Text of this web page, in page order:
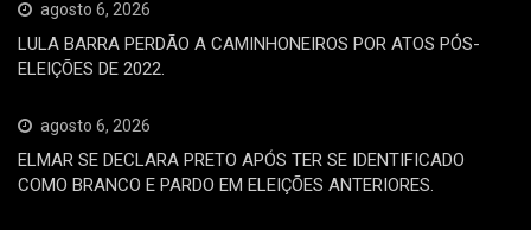
agosto 6, 2026
LULA BARRA PERDÃO A CAMINHONEIROS POR ATOS PÓS-
ELEIÇÕES DE 2022.
agosto 6, 2026
ELMAR SE DECLARA PRETO APÓS TER SE IDENTIFICADO
COMO BRANCO E PARDO EM ELEIÇÕES ANTERIORES.